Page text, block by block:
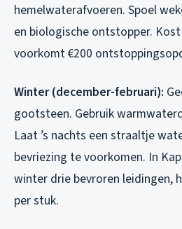
hemelwaterafvoeren. Spoel
en biologische ontstopper.
voorkomt €200
Winter (december-februari):
gootsteen. Gebruik
Laat ’s nachts een straaltje
bevriezing te voorkomen. In
winter drie bevroren leidingen,
per stuk.